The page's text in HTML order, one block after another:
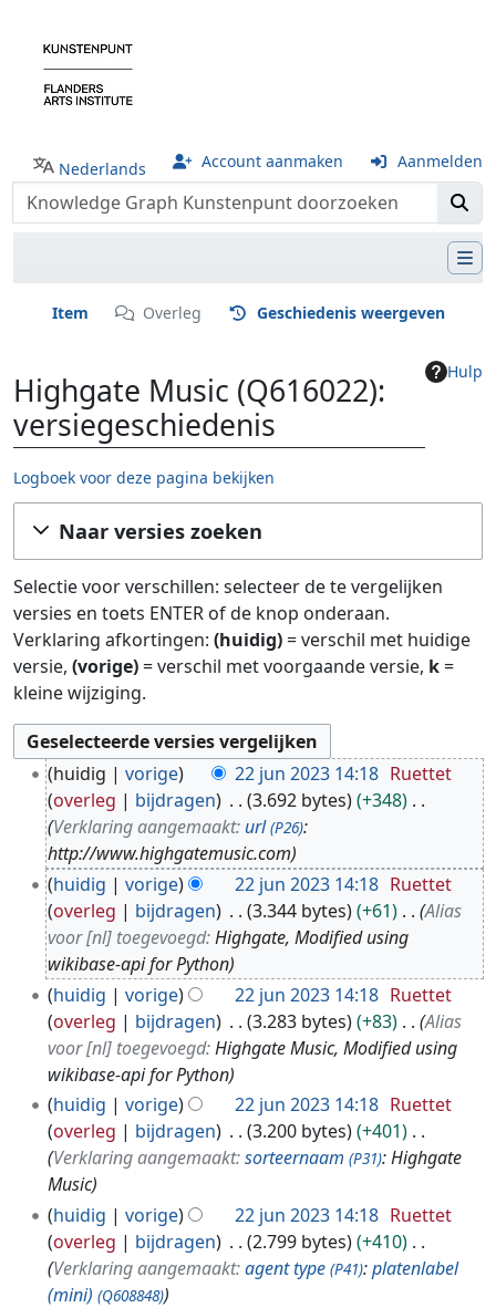
Nederlands Account aanmaken Aanmelden
Item Overleg Geschiedenis weergeven
Hulp
Highgate Music (Q616022):
versiegeschiedenis
Logboek voor deze pagina bekijken
Ga naar:navigatie,zoeken
Naar versies zoeken
Selectie voor verschillen: selecteer de te vergelijken
versies en toets ENTER of de knop onderaan.
Verklaring afkortingen: (huidig)= verschil met huidige
versie, (vorige)= verschil met voorgaande versie, k=
kleine wijziging.
huidig vorige 22 jun 2023 14:18 Ruettet
overleg
bijdragen 3.692 bytes
+348
Verklaring aangemaakt: url (P26):
http://www.highgatemusic.com
huidig
vorige 22 jun 2023 14:18 Ruettet
overleg
bijdragen 3.344 bytes +61
Alias
voor [nl] toegevoegd:Highgate, Modified using
wikibase-api for Python
huidig
vorige 22 jun 2023 14:18 Ruettet
overleg
bijdragen 3.283 bytes +83
Alias
voor [nl] toegevoegd:Highgate Music, Modified using
wikibase-api for Python
huidig
vorige 22 jun 2023 14:18 Ruettet
overleg
bijdragen 3.200 bytes
+401
Verklaring aangemaakt:sorteernaam (P31): Highgate
Music
huidig
vorige 22 jun 2023 14:18 Ruettet
overleg
bijdragen 2.799 bytes
+410
Verklaring aangemaakt:agent type (P41):platenlabel
(mini) (Q608848)